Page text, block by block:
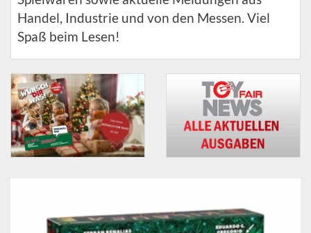
Handel, Industrie und von den Messen. Viel
Spaß beim Lesen!